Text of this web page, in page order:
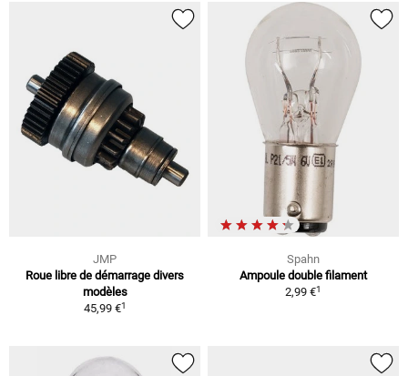
JMP
Roue libre de démarrage divers
modèles
45,99 €1
Spahn
Ampoule double filament
2,99 €1